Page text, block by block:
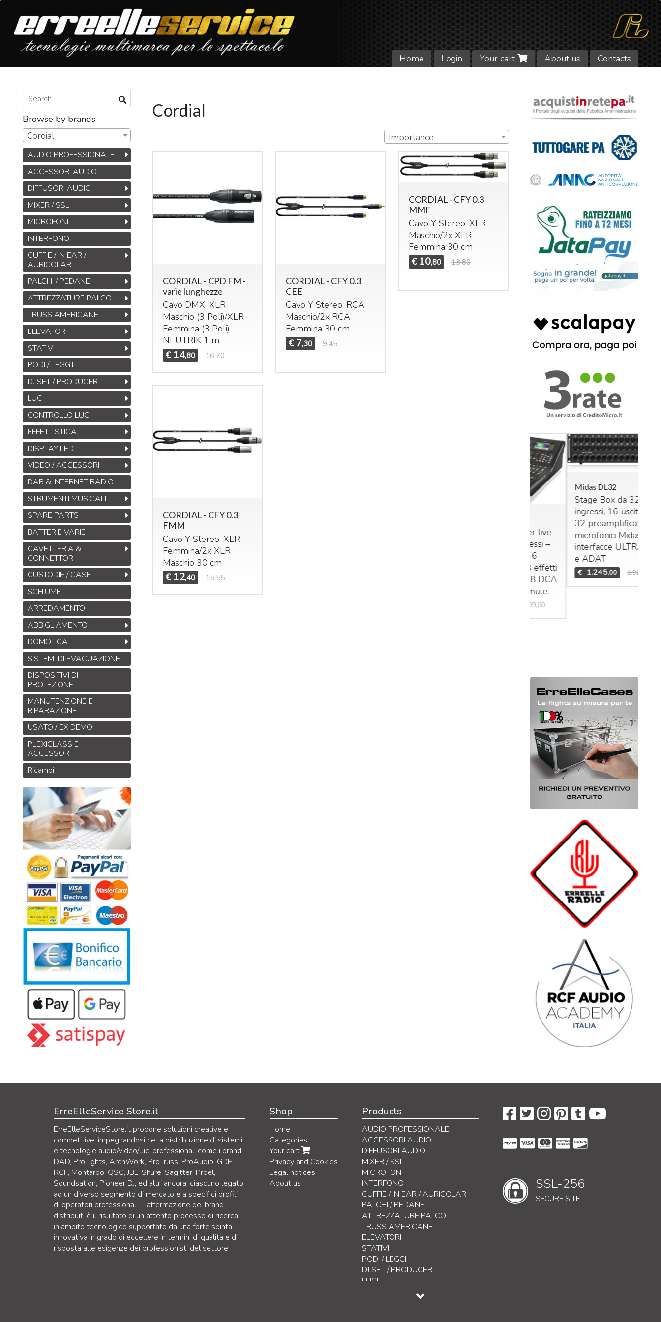
Home Login Your cart About us Contacts
Cordial
Importance
CORDIAL - CPD FM -
varie lunghezze
Cavo DMX,XLR
Maschio (3 Poli)/XLR
Femmina (3 Poli)
NEUTRIK 1 m
€ 14,80 16,70
CORDIAL - CFY 0.3
CEE
Cavo Y Stereo, RCA
Maschio/2x RCA
Femmina 30 cm
€ 7,30 9,45
CORDIAL - CFY 0.3
MMF
Cavo Y Stereo,XLR
Maschio/2xXLR
Femmina 30 cm
€ 10,80 13,80
CORDIAL - CFY 0.3
FMM
Cavo Y Stereo,XLR
Femmina/2xXLR
Maschio 30 cm
€ 12,40 15,55
Browse by brands
Cordial
AUDIO PROFESSIONALE
ACCESSORI AUDIO
DIFFUSORI AUDIO
MIXER / SSL
MICROFONI
INTERFONO
CUFFIE / IN EAR /
AURICOLARI
PALCHI / PEDANE
ATTREZZATURE PALCO
TRUSS AMERICANE
ELEVATORI
STATIVI
PODI / LEGGII
DJ SET / PRODUCER
LUCI
CONTROLLO LUCI
EFFETTISTICA
DISPLAY LED
VIDEO / ACCESSORI
DAB & INTERNET RADIO
STRUMENTI MUSICALI
SPARE PARTS
BATTERIE VARIE
CAVETTERIA &
CONNETTORI
CUSTODIE / CASE
SCHIUME
ARREDAMENTO
ABBIGLIAMENTO
DOMOTICA
SISTEMI DI EVACUAZIONE
DISPOSITIVI DI
PROTEZIONE
MANUTENZIONE E
RIPARAZIONE
USATO / EX DEMO
PLEXIGLASS E
ACCESSORI
Ricambi
Midas DL32
Stage Box da 32
ingressi, 16 uscite con
32 preamplificatori
microfonici Midas,
interfacce
ULTRANET
1.245 1.925,00
Midas M32R Live / DL32
Bundle
Set composto da:
Midas DL32
Stage Box da 32
ingressi, 16 uscite con
32 preamplificatori
microfonici Midas,
interfacceULTRANET
€ 1.245 ,00 1.925,00
ErreElleService Store.it
ErreElleServiceStore.it propone soluzioni creative e
competitive, impegnandosi nella distribuzione di sistemi
e tecnologie audio/video/luci professionali come i brand
DAD, ProLights, ArchWork, ProTruss, ProAudio, GDE,
RCF, Montarbo, QSC, JBL, Shure, Sagitter, Proel,
Soundsation, Pioneer DJ, ed altri ancora, ciascuno legato
ad un diverso segmento di mercato e a specifici profili
di operatori professionali. L'affermazione dei brand
distribuiti è il risultato di un attento processo di ricerca
in ambito tecnologico supportato da una forte spinta
innovativa in grado di eccellere in termini di qualità e di
risposta alle esigenze dei professionisti del settore.
Shop
Home
Categories
Your cart
Privacy and Cookies
Legal notices
About us
Products
AUDIO PROFESSIONALE
ACCESSORI AUDIO
DIFFUSORI AUDIO
MIXER / SSL
MICROFONI
INTERFONO
CUFFIE / IN EAR / AURICOLARI
PALCHI / PEDANE
ATTREZZATURE PALCO
TRUSS AMERICANE
ELEVATORI
STATIVI
PODI / LEGGII
DJ SET / PRODUCER
LUCI
CONTROLLO LUCI
SSL-256
SECURE SITE